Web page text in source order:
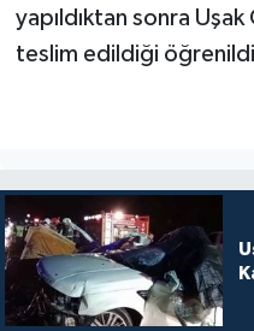
yapıldıktan sonra
teslim edildiği